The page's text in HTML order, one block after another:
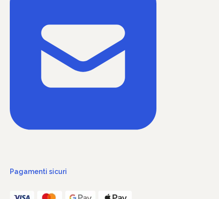
Pagamenti sicuri